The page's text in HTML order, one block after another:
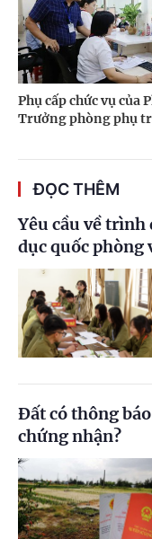
Phụ cấp chức vụ của
Trưởng phòng phụ
ĐỌC THÊM
Yêu cầu về trình
dục quốc phòng
Đất có thông
chứng nhận?